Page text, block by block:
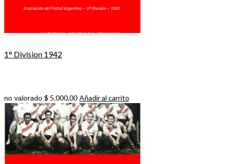
1° Division 1942
no valorado $ 5.000,00 Añadir al carrito